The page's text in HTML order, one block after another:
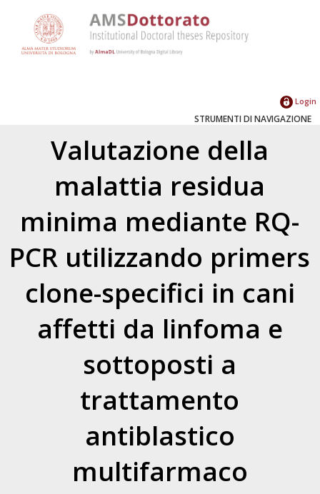
Login
STRUMENTI DI NAVIGAZIONE
Valutazione della
malattia residua
minima mediante RQ-
PCR utilizzando primers
clone-specifici in cani
affetti da linfoma e
sottoposti a
trattamento
antiblastico
multifarmaco